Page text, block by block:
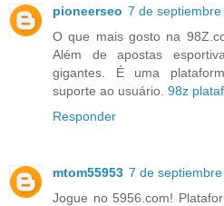
pioneerseo 7 de
O que mais gosto na
Além de apostas
gigantes. É uma
suporte ao usuário. 98z
Responder
mtom55953 7 de
Jogue no 5956.com!